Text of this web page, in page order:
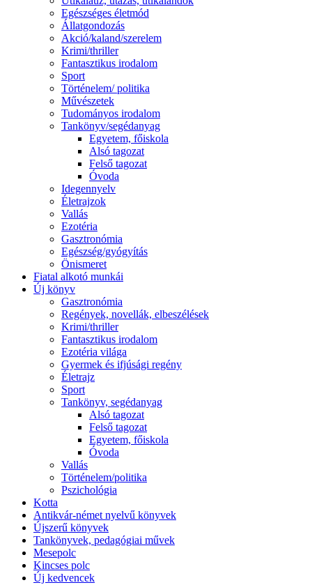
Egészséges életmód
Állatgondozás
Akció/kaland/szerelem
Krimi/thriller
Fantasztikus irodalom
Sport
Történelem/ politika
Művészetek
Tudományos irodalom
Tankönyv/segédanyag
Egyetem, főiskola
Alsó tagozat
Felső tagozat
Óvoda
Idegennyelv
Életrajzok
Vallás
Ezotéria
Gasztronómia
Egészség/gyógyítás
Önismeret
Fiatal alkotó munkái
Új könyv
Gasztronómia
Regények, novellák, elbeszélések
Krimi/thriller
Fantasztikus irodalom
Ezotéria világa
Gyermek és ifjúsági regény
Életrajz
Sport
Tankönyv, segédanyag
Alsó tagozat
Felső tagozat
Egyetem, főiskola
Óvoda
Vallás
Történelem/politika
Pszichológia
Kotta
Antikvár-német nyelvű könyvek
Újszerű könyvek
Tankönyvek, pedagógiai művek
Mesepolc
Kincses polc
Új kedvencek